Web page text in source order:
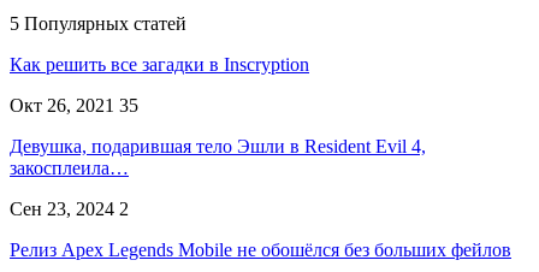
5 Популярных статей
Как решить все загадки в Inscryption
Окт 26, 2021 35
Девушка, подарившая тело Эшли в Resident Evil 4,
закосплеила…
Сен 23, 2024 2
Релиз Apex Legends Mobile не обошёлся без больших фейлов